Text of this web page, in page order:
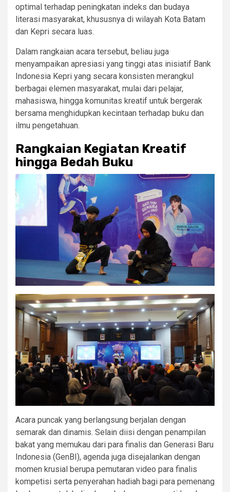
optimal terhadap peningkatan indeks dan budaya
literasi masyarakat, khususnya di wilayah Kota Batam
dan Kepri secara luas.
Dalam rangkaian acara tersebut, beliau juga
menyampaikan apresiasi yang tinggi atas inisiatif Bank
Indonesia Kepri yang secara konsisten merangkul
berbagai elemen masyarakat, mulai dari pelajar,
mahasiswa, hingga komunitas kreatif untuk bergerak
bersama menghidupkan kecintaan terhadap buku dan
ilmu pengetahuan.
Rangkaian Kegiatan Kreatif
hingga Bedah Buku
Acara puncak yang berlangsung berjalan dengan
semarak dan dinamis. Selain diisi dengan penampilan
bakat yang memukau dari para finalis dan Generasi Baru
Indonesia (GenBI), agenda juga disejalankan dengan
momen krusial berupa pemutaran video para finalis
kompetisi serta penyerahan hadiah bagi para pemenang